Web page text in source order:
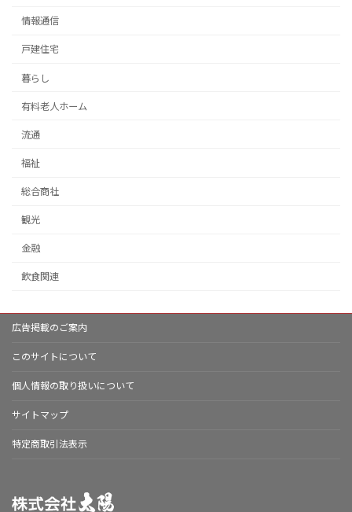
情報通信
戸建住宅
暮らし
有料老人ホーム
流通
福祉
総合商社
観光
金融
飲食関連
広告掲載のご案内
このサイトについて
個人情報の取り扱いについて
サイトマップ
特定商取引法表示